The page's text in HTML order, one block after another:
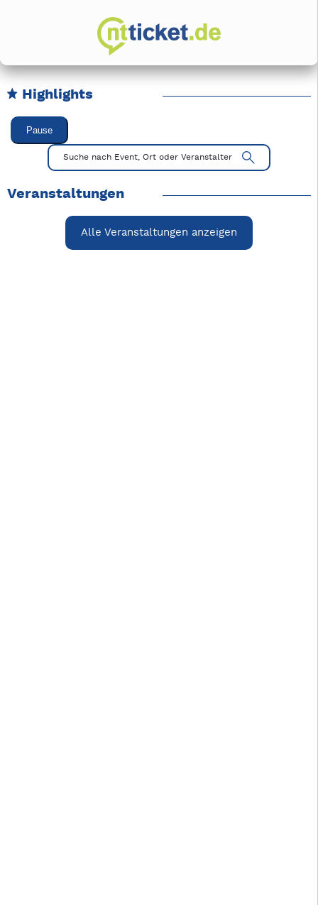
Highlights
Karussell Veranstaltungen überspringen
Pause
Mit Tab zu den Steuerelementen wechseln. Mit Pfeiltasten
Suche nach Event, Ort oder Veranstalter
Veranstaltungen
Alle Veranstaltungen anzeigen